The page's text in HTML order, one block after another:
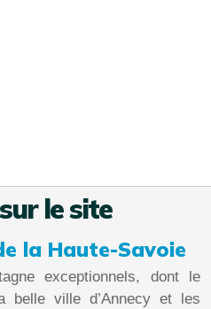
le site
la Haute-Savoie
exceptionnels, dont le
belle ville d’Annecy et les